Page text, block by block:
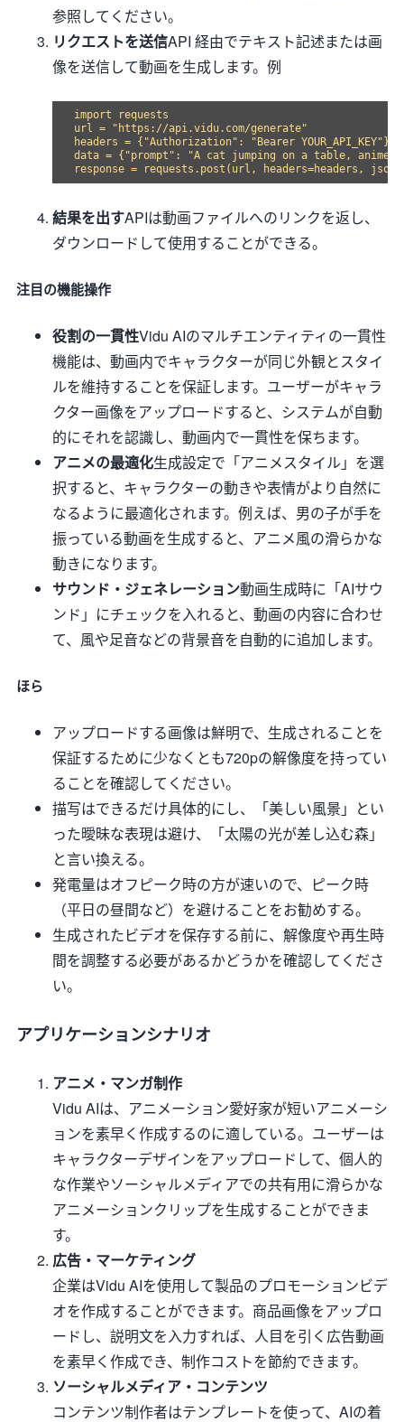
参照してください。
リクエストを送信API 経由でテキスト記述または画
像を送信して動画を生成します。例
import requests
url = "https://api.vidu.com/generate"
headers = {"Authorization": "Bearer YOUR_API_KEY"}
data = {"prompt": "A cat jumping on a table,
結果を出すAPIは動画ファイルへのリンクを返し、
ダウンロードして使用することができる。
注目の機能操作
役割の一貫性Vidu AIのマルチエンティティの一貫性
機能は、動画内でキャラクターが同じ外観とスタイ
ルを維持することを保証します。ユーザーがキャラ
クター画像をアップロードすると、システムが自動
的にそれを認識し、動画内で一貫性を保ちます。
アニメの最適化生成設定で「アニメスタイル」を選
択すると、キャラクターの動きや表情がより自然に
なるように最適化されます。例えば、男の子が手を
振っている動画を生成すると、アニメ風の滑らかな
動きになります。
サウンド・ジェネレーション動画生成時に「AIサウ
ンド」にチェックを入れると、動画の内容に合わせ
て、風や足音などの背景音を自動的に追加します。
ほら
アップロードする画像は鮮明で、生成されることを
保証するために少なくとも720pの解像度を持ってい
ることを確認してください。
描写はできるだけ具体的にし、「美しい風景」とい
った曖昧な表現は避け、「太陽の光が差し込む森」
と言い換える。
発電量はオフピーク時の方が速いので、ピーク時
（平日の昼間など）を避けることをお勧めする。
生成されたビデオを保存する前に、解像度や再生時
間を調整する必要があるかどうかを確認してくださ
い。
アプリケーションシナリオ
アニメ・マンガ制作
Vidu AIは、アニメーション愛好家が短いアニメーシ
ョンを素早く作成するのに適している。ユーザーは
キャラクターデザインをアップロードして、個人的
な作業やソーシャルメディアでの共有用に滑らかな
アニメーションクリップを生成することができま
す。
広告・マーケティング
企業はVidu AIを使用して製品のプロモーションビデ
オを作成することができます。商品画像をアップロ
ードし、説明文を入力すれば、人目を引く広告動画
を素早く作成でき、制作コストを節約できます。
ソーシャルメディア・コンテンツ
コンテンツ制作者はテンプレートを使って、AIの着